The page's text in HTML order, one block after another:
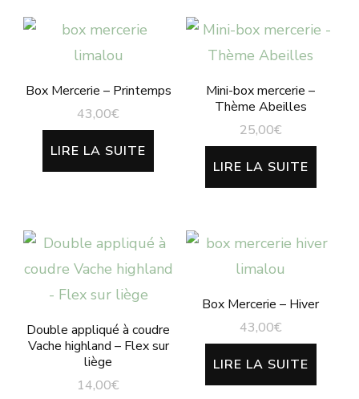
Box Mercerie – Printemps
43,00€
LIRE LA SUITE
Mini-box mercerie –
Thème Abeilles
25,00€
LIRE LA SUITE
Double appliqué à coudre
Vache highland – Flex sur
liège
14,00€
Box Mercerie – Hiver
43,00€
LIRE LA SUITE